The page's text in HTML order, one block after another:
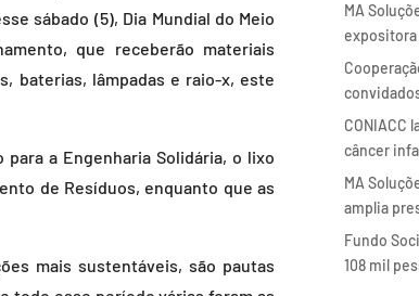
sábado (5), Dia Mundial do Meio
que receberão materiais
baterias, lâmpadas e raio-x, este
a Engenharia Solidária, o lixo
de Resíduos, enquanto que as
mais sustentáveis, são pautas
MA
expositora
CONIACC
câncer
MA
amplia
Fundo
108 mil